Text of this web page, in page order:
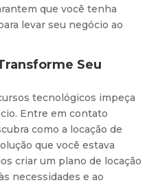
que você tenha
levar seu negócio ao
Seu
tecnológicos impeça
Entre em contato
como a locação de
que você estava
criar um plano de locação
necessidades e ao